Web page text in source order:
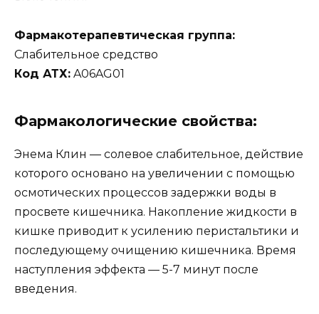
Фармакотерапевтическая группа:
Слабительное средство
Код АТХ: A06AG01
Фармакологические свойства:
Энема Клин — солевое слабительное, действие
которого основано на увеличении с помощью
осмотических процессов задержки воды в
просвете кишечника. Накопление жидкости в
кишке приводит к усилению перистальтики и
последующему очищению кишечника. Время
наступления эффекта — 5-7 минут после
введения.